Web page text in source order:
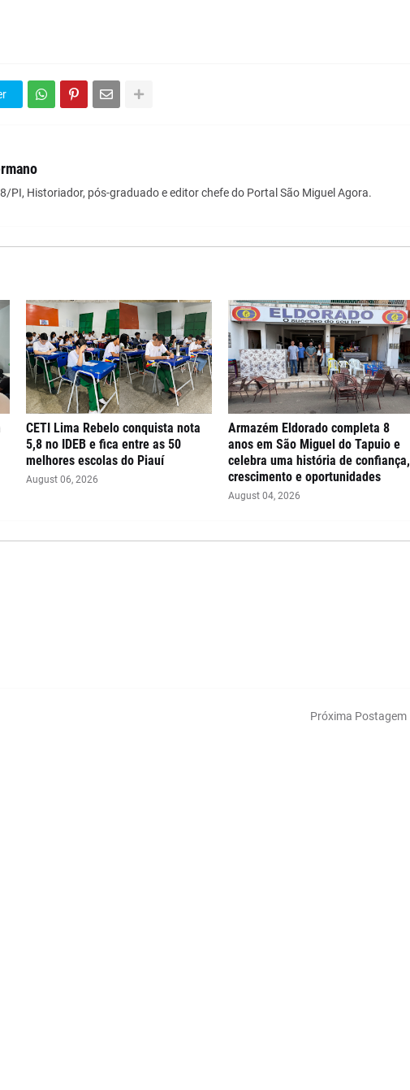
PI, Historiador, pós-graduado e editor chefe do Portal São Miguel Agora.
CETI Lima Rebelo conquista nota
5,8 no IDEB e fica entre as 50
melhores escolas do Piauí
August 06, 2026
Armazém Eldorado completa 8
anos em São Miguel do Tapuio e
celebra uma história de confiança,
crescimento e oportunidades
August 04, 2026
Próxima Postagem